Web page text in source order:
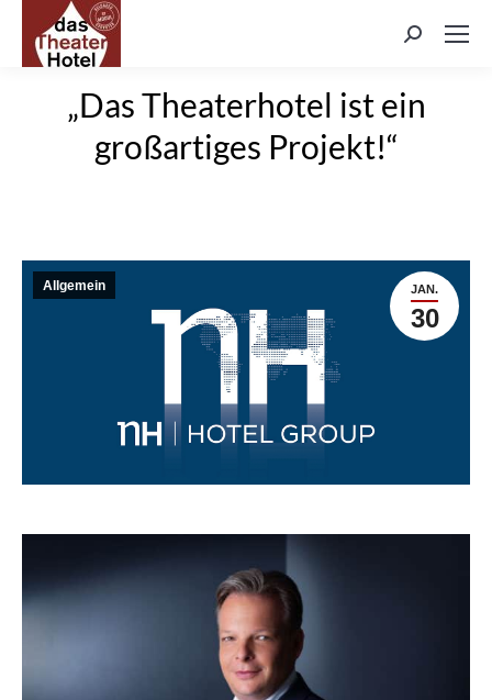
Search:
„Das Theaterhotel ist ein
großartiges Projekt!“
JAN.
30
Allgemein